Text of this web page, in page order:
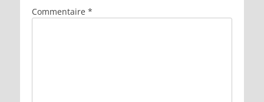
Commentaire *